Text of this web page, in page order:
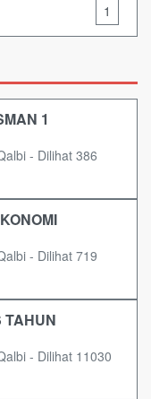
1
1
- Dilihat 386
- Dilihat 719
TAHUN
- Dilihat 11030